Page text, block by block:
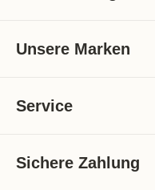
Unsere Marken
Service
Sichere Zahlung